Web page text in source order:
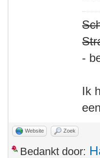
-
Ik
Website Zoek
Bedankt door: